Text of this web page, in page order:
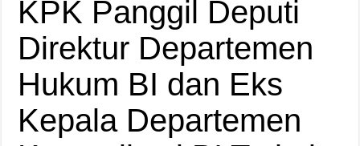
KPK Panggil Deputi
Direktur Departemen
Hukum BI dan Eks
Kepala Departemen